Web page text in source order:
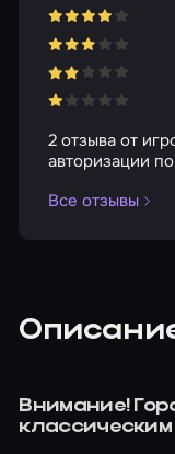
2 отзыва от
авторизации
Все отзывы
Внимание!
классическим